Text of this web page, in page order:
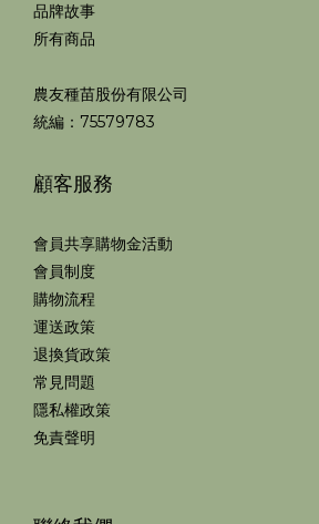
品牌故事
所有商品
農友種苗股份有限公司
統編：75579783
顧客服務
會員共享購物金活動
會員制度
購物流程
運送政策
退換貨政策
常見問題
隱私權政策
免責聲明